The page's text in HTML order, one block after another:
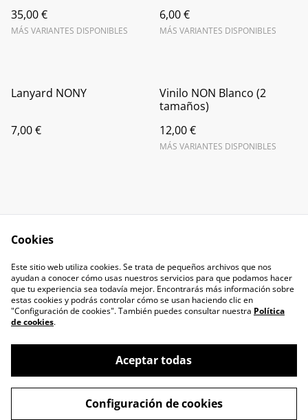
35,00 €
MÁS VARIANTES DISPONIBLES
6,00 €
MÁS VARIANTES DISPONIBLES
Lanyard NONY
7,00 €
Vinilo NON Blanco (2
tamaños)
12,00 €
MÁS VARIANTES DISPONIBLES
Privacy Policy
Terms and
Conditions
©2026NON THE CLUB STORE
powered by
Cookies
Este sitio web utiliza cookies. Se trata de pequeños archivos que nos
ayudan a conocer cómo usas nuestros servicios para que podamos hacer
que tu experiencia sea todavía mejor. Encontrarás más información sobre
estas cookies y podrás controlar cómo se usan haciendo clic en
"Configuración de cookies". También puedes consultar nuestra Política
de cookies.
Aceptar todas
Configuración de cookies